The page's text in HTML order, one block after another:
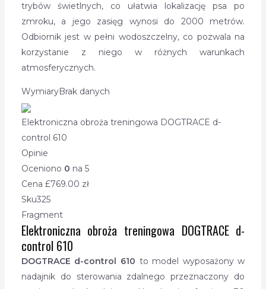
trybów świetlnych, co ułatwia lokalizację psa po
zmroku, a jego zasięg wynosi do 2000 metrów.
Odbiornik jest w pełni wodoszczelny, co pozwala na
korzystanie z niego w różnych warunkach
atmosferycznych.
WymiaryBrak danych
Elektroniczna obroża treningowa DOGTRACE d-
control 610
Opinie
Oceniono 0 na 5
Cena £769.00 zł
Sku325
Fragment
Elektroniczna obroża treningowa DOGTRACE d-
control 610
DOGTRACE d-control 610 to model wyposażony w
nadajnik do sterowania zdalnego przeznaczony do